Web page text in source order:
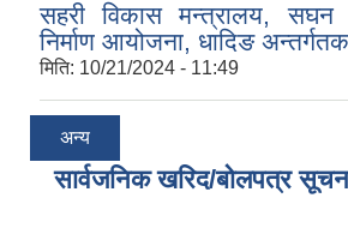
सहरी विकास मन्त्रालय,
निर्माण आयोजना, धादिङ
मिति: 10/21/2024 - 11:49
अन्य
सार्वजनिक खरिद/बोलपत्र